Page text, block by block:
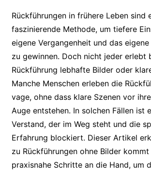
Rückführungen in frühere Leben sind
faszinierende Methode, um tiefere
eigene Vergangenheit und das eigene
zu gewinnen. Doch nicht jeder erlebt
Rückführung lebhafte Bilder oder
Manche Menschen erleben die
vage, ohne dass klare Szenen vor
Auge entstehen. In solchen Fällen ist
Verstand, der im Weg steht und die
Erfahrung blockiert. Dieser Artikel
zu Rückführungen ohne Bilder
praxisnahe Schritte an die Hand, um